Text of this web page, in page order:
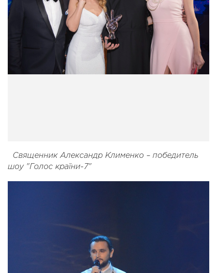
Священник Александр Клименко – победитель
шоу "Голос країни-7"